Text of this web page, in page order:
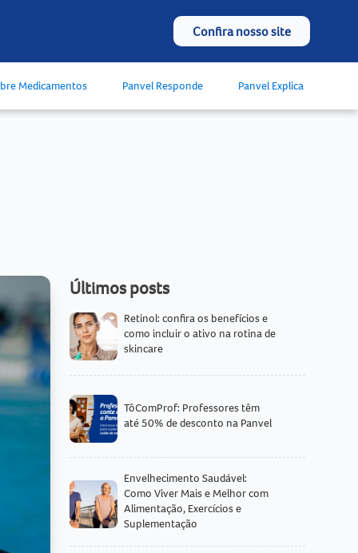
Confira nosso site
Medicamentos Panvel Responde Panvel Explica
Últimos posts
Retinol: confira os benefícios e
como incluir o ativo na rotina de
skincare
TôComProf: Professores têm
até 50% de desconto na Panvel
Envelhecimento Saudável:
Como Viver Mais e Melhor com
Alimentação, Exercícios e
Suplementação